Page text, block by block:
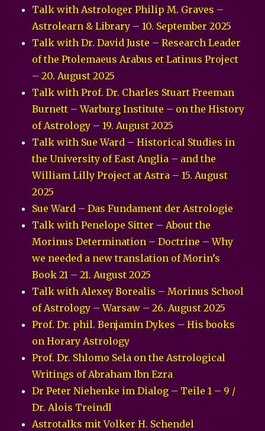
Talk with Astrologer Philip M. Graves –
Astrolearn & Library – 10. September 2025
Talk with Dr. David Juste – Research Leader
of the Ptolemaeus Arabus et Latinus Project
– 20. August 2025
Talk with Prof. Dr. Charles Stuart Freeman
Burnett – Warburg Institute – on the History
of Astrology – 19. August 2025
Talk with Sue Ward – Historical Studies in
the University of East Anglia – and the
William Lilly Project at Astra – 15. August
2025
Sue Ward – Das Fundament der Astrologie
Talk with Penelope Sitter – About the
Morinus Determination – Doctrine – Why
we needed a new translation of Morin’s
Book 21 – 21. August 2025
Talk with Alexey Borealis – Morinus School
of Astrology – Warsaw – 26. August 2025
Prof. Dr. phil. Benjamin Dykes – His books
on Horary Astrology
Prof. Dr. Shlomo Sela on the Astrological
Writings of Abraham Ibn Ezra
Dr Peter Niehenke im Dialog – Teile 1 – 9 /
Dr. Alois Treindl
Astrotalks mit Volker H. Schendel